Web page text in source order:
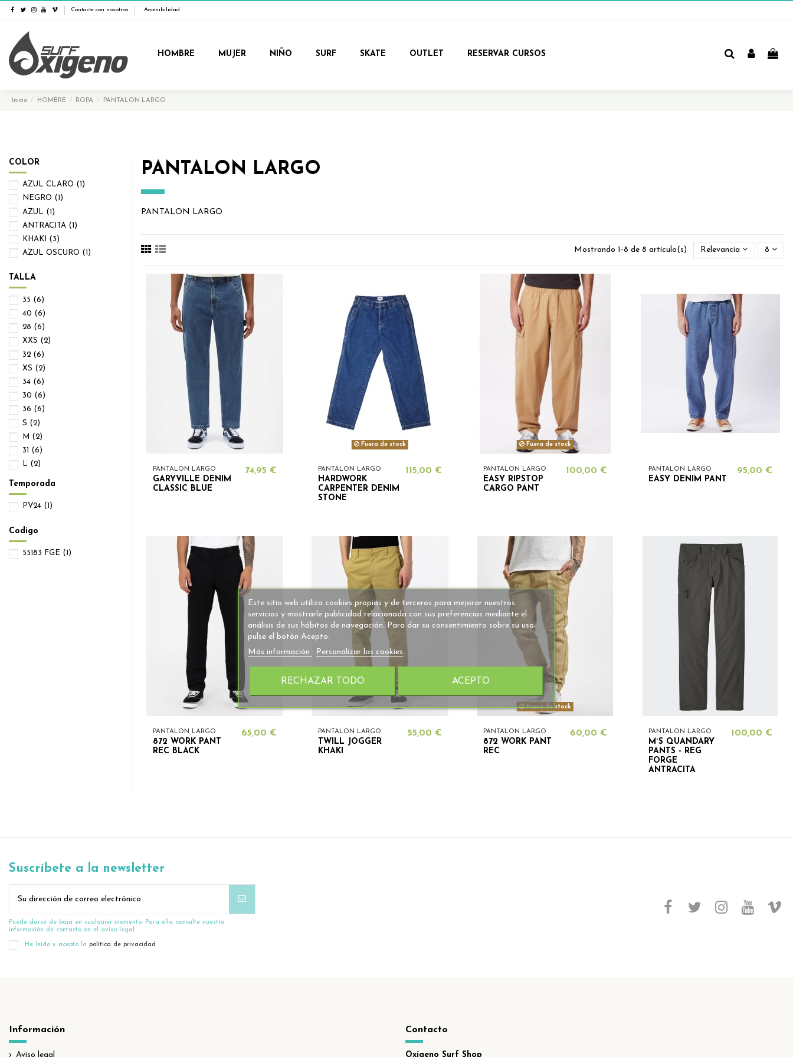
Contacte con nosotros Accesibilidad
HOMBRE MUJER NIÑO SURF SKATE OUTLET RESERVAR CURSOS
Inicio HOMBRE ROPA PANTALON LARGO
PANTALON LARGO
PANTALON LARGO
Mostrando 1-8 de 8 artículo(s) Relevancia 8
PANTALON LARGO
GARYVILLE DENIM
CLASSIC BLUE
74,95 €
Fuera de stock
PANTALON LARGO
HARDWORK
CARPENTER DENIM
STONE
115,00 €
Fuera de stock
PANTALON LARGO
EASY RIPSTOP
CARGO PANT
100,00 € PANTALON LARGO
EASY DENIM PANT
95,00 €
PANTALON LARGO
872 WORK PANT
REC BLACK
65,00 € PANTALON LARGO
TWILL JOGGER
KHAKI
55,00 €
Fuera de stock
PANTALON LARGO
872 WORK PANT
REC
60,00 € PANTALON LARGO
M´S QUANDARY
PANTS - REG
FORGE
ANTRACITA
100,00 €
COLOR
AZUL CLARO (1)
NEGRO (1)
AZUL (1)
ANTRACITA (1)
KHAKI (3)
AZUL OSCURO (1)
TALLA
35 (6)
40 (6)
28 (6)
XXS (2)
32 (6)
XS (2)
34 (6)
30 (6)
36 (6)
S (2)
M (2)
31 (6)
L (2)
XL(2)
38(6)
Temporada
PV24 (1)
Codigo
55183 FGE (1)
Suscríbete a la newsletter
Puede darse de baja en cualquier momento. Para ello, consulte nuestra
información de contacto en el aviso legal.
He leído y acepto la política de privacidad
Información
Aviso legal
Contacto
Oxígeno Surf Shop
Este sitio web utiliza cookies propias y de terceros para mejorar nuestros
servicios y mostrarle publicidad relacionada con sus preferencias mediante el
análisis de sus hábitos de navegación. Para dar su consentimiento sobre su uso
pulse el botón Acepto.
Más información
Personalizar las cookies
RECHAZAR TODO ACEPTO